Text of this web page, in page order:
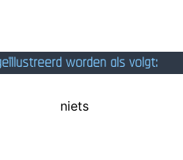
Geej se lèllike voel hod!
worden als volgt:
niets